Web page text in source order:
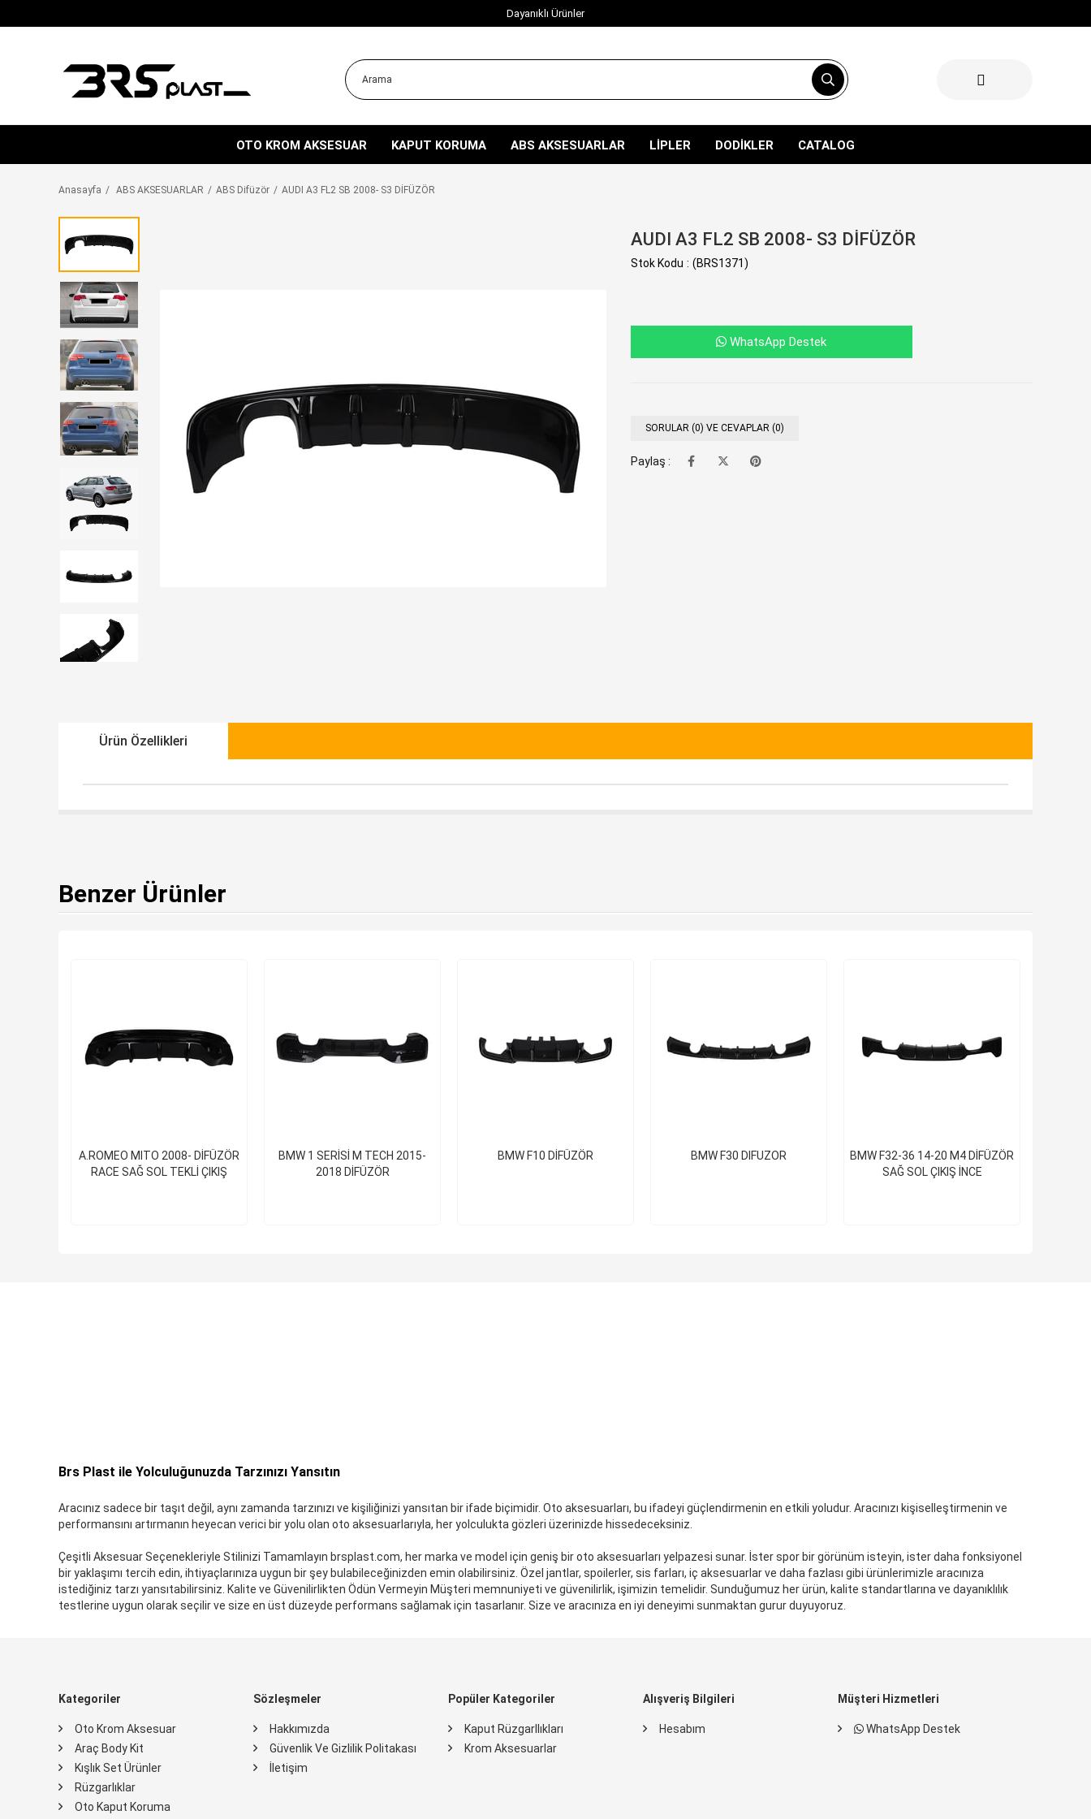
Dayanıklı Ürünler
OTO KROM AKSESUAR KAPUT KORUMA ABS AKSESUARLAR LİPLER DODİKLER CATALOG
Anasayfa ABS AKSESUARLAR ABS Difüzör AUDI A3 FL2 SB 2008- S3 DİFÜZÖR
AUDI A3 FL2 SB 2008- S3 DİFÜZÖR
Stok Kodu (BRS1371)
WhatsApp Destek
SORULAR (0) VE CEVAPLAR (0)
Paylaş :
Ürün Özellikleri
Benzer Ürünler
A.ROMEO MITO 2008- DİFÜZÖR
RACE SAĞ SOL TEKLİ ÇIKIŞ
BMW 1 SERİSİ M TECH 2015-
2018 DİFÜZÖR
BMW F10 DİFÜZÖR BMW F30 DIFUZOR
BMW F32-36 14-20 M4 DİFÜZÖR
SAĞ SOL ÇIKIŞ İNCE
Brs Plast ile Yolculuğunuzda Tarzınızı Yansıtın
Aracınız sadece bir taşıt değil, aynı zamanda tarzınızı ve kişiliğinizi yansıtan bir ifade biçimidir. Oto aksesuarları, bu ifadeyi güçlendirmenin en etkili yoludur. Aracınızı kişiselleştirmenin ve
performansını artırmanın heyecan verici bir yolu olan oto aksesuarlarıyla, her yolculukta gözleri üzerinizde hissedeceksiniz.
Çeşitli Aksesuar Seçenekleriyle Stilinizi Tamamlayın brsplast.com, her marka ve model için geniş bir oto aksesuarları yelpazesi sunar. İster spor bir görünüm isteyin, ister daha fonksiyonel
bir yaklaşımı tercih edin, ihtiyaçlarınıza uygun bir şey bulabileceğinizden emin olabilirsiniz. Özel jantlar, spoilerler, sis farları, iç aksesuarlar ve daha fazlası gibi ürünlerimizle aracınıza
istediğiniz tarzı yansıtabilirsiniz. Kalite ve Güvenilirlikten Ödün Vermeyin Müşteri memnuniyeti ve güvenilirlik, işimizin temelidir. Sunduğumuz her ürün, kalite standartlarına ve dayanıklılık
testlerine uygun olarak seçilir ve size en üst düzeyde performans sağlamak için tasarlanır. Size ve aracınıza en iyi deneyimi sunmaktan gurur duyuyoruz.
Kategoriler
Oto Krom Aksesuar
Araç Body Kit
Kışlık Set Ürünler
Rüzgarlıklar
Oto Kaput Koruma
Sözleşmeler
Hakkımızda
Güvenlik Ve Gizlilik Politakası
İletişim
Popüler Kategoriler
Kaput Rüzgarllıkları
Krom Aksesuarlar
Alışveriş Bilgileri
Hesabım
Müşteri Hizmetleri
WhatsApp Destek